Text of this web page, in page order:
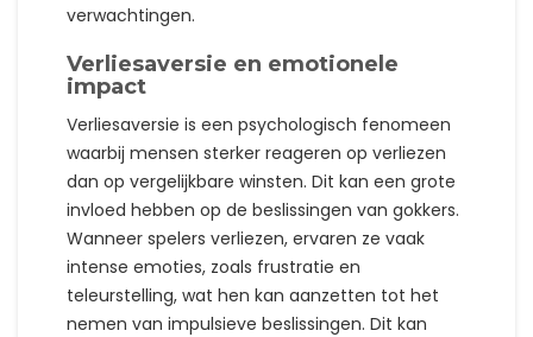
verwachtingen.
Verliesaversie en emotionele
impact
Verliesaversie is een psychologisch fenomeen
waarbij mensen sterker reageren op verliezen
dan op vergelijkbare winsten. Dit kan een grote
invloed hebben op de beslissingen van gokkers.
Wanneer spelers verliezen, ervaren ze vaak
intense emoties, zoals frustratie en
teleurstelling, wat hen kan aanzetten tot het
nemen van impulsieve beslissingen. Dit kan